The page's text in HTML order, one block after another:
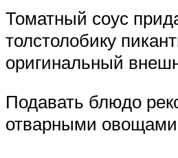
Томатный соус
толстолобику
оригинальный
Подавать блюдо
отварными